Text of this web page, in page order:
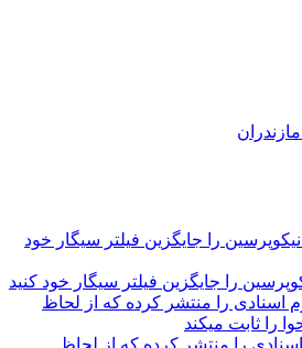
را جایگزین فیلتر سیگار خود کنید
را منتشر کرده که از لحاظ